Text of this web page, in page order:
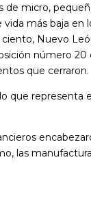
de micro,
más baja en
Nuevo
número 20
que cerraron.
que representa
las